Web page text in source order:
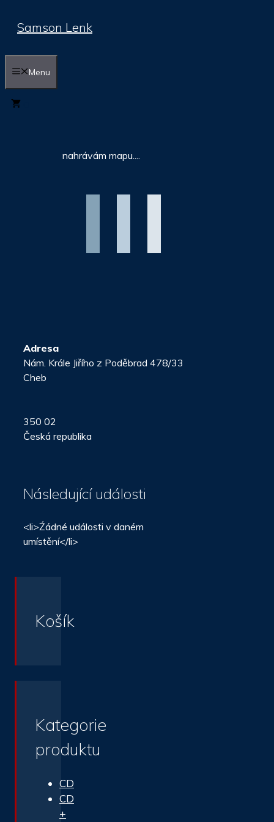
Samson Lenk
Menu
nahrávám mapu....
Adresa
Nám. Krále Jiřího z Poděbrad 478/33
Cheb
350 02
Česká republika
Následující události
<li>Źádné události v daném
umístění</li>
Košík
Kategorie
produktu
CD
CD
+